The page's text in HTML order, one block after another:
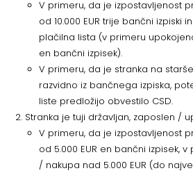
V primeru, da je izpostavljenost
od 10.000 EUR trije bančni izpiski
plačilna lista (v primeru
en bančni izpisek).
V primeru, da je stranka na
razvidno iz bančnega izpiska,
liste predložijo obvestilo CSD.
Stranka je tuji državljan, zaposlen /
V primeru, da je izpostavljenost
od 5.000 EUR en bančni izpisek,
/ nakupa nad 5.000 EUR (do